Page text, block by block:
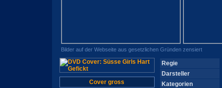
Bilder auf der Webseite aus gesetzlichen Gründen zensiert
Cover gross
Regie
Darsteller
Kategorien